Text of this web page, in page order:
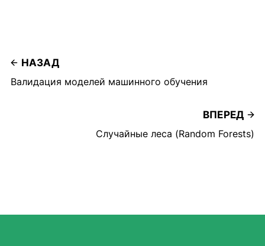
НАЗАД
Валидация моделей машинного обучения
ВПЕРЕД
Случайные леса (Random Forests)